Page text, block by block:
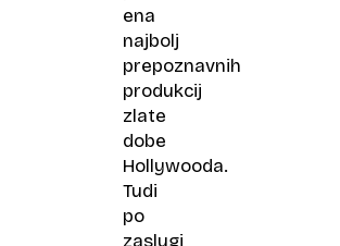
ena
najbolj
prepoznavnih
produkcij
zlate
dobe
Hollywooda.
Tudi
po
zaslugi